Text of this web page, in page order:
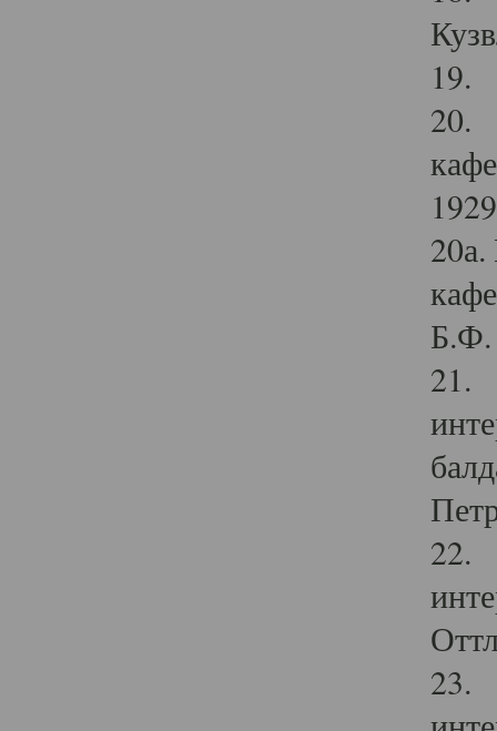
19.
20.
Б.Ф.
21.
22.
23.